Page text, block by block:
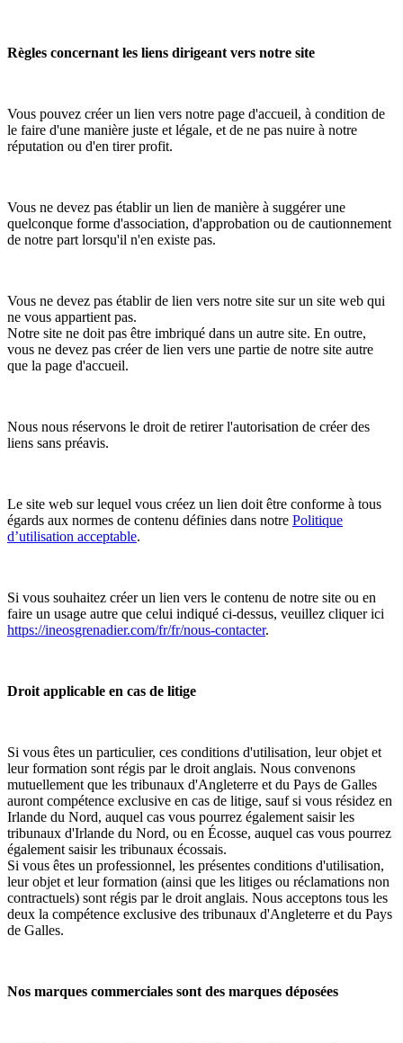
Règles concernant les liens dirigeant vers notre site
Vous pouvez créer un lien vers notre page d'accueil, à condition de
le faire d'une manière juste et légale, et de ne pas nuire à notre
réputation ou d'en tirer profit.
Vous ne devez pas établir un lien de manière à suggérer une
quelconque forme d'association, d'approbation ou de cautionnement
de notre part lorsqu'il n'en existe pas.
Vous ne devez pas établir de lien vers notre site sur un site web qui
ne vous appartient pas.
Notre site ne doit pas être imbriqué dans un autre site. En outre,
vous ne devez pas créer de lien vers une partie de notre site autre
que la page d'accueil.
Nous nous réservons le droit de retirer l'autorisation de créer des
liens sans préavis.
Le site web sur lequel vous créez un lien doit être conforme à tous
égards aux normes de contenu définies dans notre Politique
d’utilisation acceptable.
Si vous souhaitez créer un lien vers le contenu de notre site ou en
faire un usage autre que celui indiqué ci-dessus, veuillez cliquer ici
https://ineosgrenadier.com/fr/fr/nous-contacter.
Droit applicable en cas de litige
Si vous êtes un particulier, ces conditions d'utilisation, leur objet et
leur formation sont régis par le droit anglais. Nous convenons
mutuellement que les tribunaux d'Angleterre et du Pays de Galles
auront compétence exclusive en cas de litige, sauf si vous résidez en
Irlande du Nord, auquel cas vous pourrez également saisir les
tribunaux d'Irlande du Nord, ou en Écosse, auquel cas vous pourrez
également saisir les tribunaux écossais.
Si vous êtes un professionnel, les présentes conditions d'utilisation,
leur objet et leur formation (ainsi que les litiges ou réclamations non
contractuels) sont régis par le droit anglais. Nous acceptons tous les
deux la compétence exclusive des tribunaux d'Angleterre et du Pays
de Galles.
Nos marques commerciales sont des marques déposées